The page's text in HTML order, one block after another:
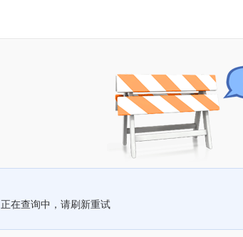
正在查询中，请刷新重试